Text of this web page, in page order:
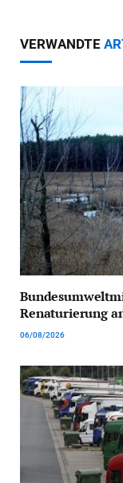
VERWANDTE
Renaturierung
06/08/2026